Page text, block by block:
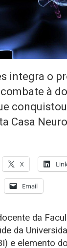
integra o
à
Casa
X
Email
da
da
e elemento